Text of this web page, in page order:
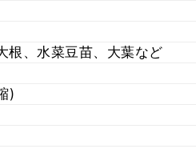
根、水菜豆苗、大葉など
)